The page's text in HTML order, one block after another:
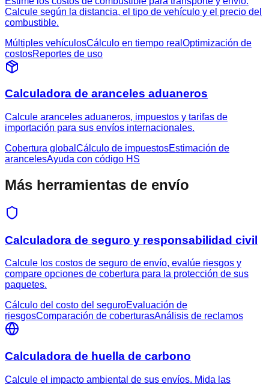
Calcule según la distancia, el tipo de vehículo y el precio del
combustible.
Múltiples vehículosCálculo en tiempo real Optimización de
costosReportes de uso
Calculadora de aranceles aduaneros
Calcule aranceles aduaneros, impuestos y tarifas de
importación para sus envíos internacionales.
Cobertura global Cálculo de impuestosEstimación de
arancelesAyuda con código HS
Más herramientas de envío
Calculadora de seguro y responsabilidad civil
Calcule los costos de seguro de envío, evalúe riesgos y
compare opciones de cobertura para la protección de sus
paquetes.
Cálculo del costo del seguroEvaluación de
riesgosComparación de coberturasAnálisis de reclamos
Calculadora de huella de carbono
Calcule el impacto ambiental de sus envíos. Mida las